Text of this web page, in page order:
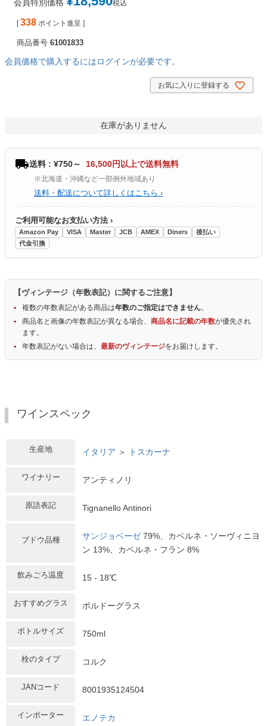
会員特別価格 税込
[ 338 ポイント進呈 ]
商品番号 61001833
会員価格で購入するにはログインが必要です。
お気に入りに登録する
在庫がありません
送料 : ¥750～ 16,500円以上で送料無料
※北海道・沖縄など一部例外地域あり
送料・配送について詳しくはこちら ›
ご利用可能なお支払い方法 ›
Amazon Pay VISA Master JCB AMEX Diners
後払い
代金引換
【ヴィンテージ（年数表記）に関するご注意】
複数の年数表記がある商品は年数のご指定はできません。
商品名と画像の年数表記が異なる場合、 商品名に記載の年数が優先され
ます。
年数表記がない場合は、 最新のヴィンテージをお届けします。
ワインスペック
生産地 イタリア ＞ トスカーナ
ワイナリー アンティノリ
原語表記 Tignanello Antinori
ブドウ品種 サンジョベーゼ79%、カベルネ・ソーヴィニヨ
ン 13%、カベルネ・フラン 8%
飲みごろ温度 15 - 18℃
おすすめグラス ボルドーグラス
ボトルサイズ 750ml
栓のタイプ コルク
JANコード 8001935124504
インポーター エノテカ